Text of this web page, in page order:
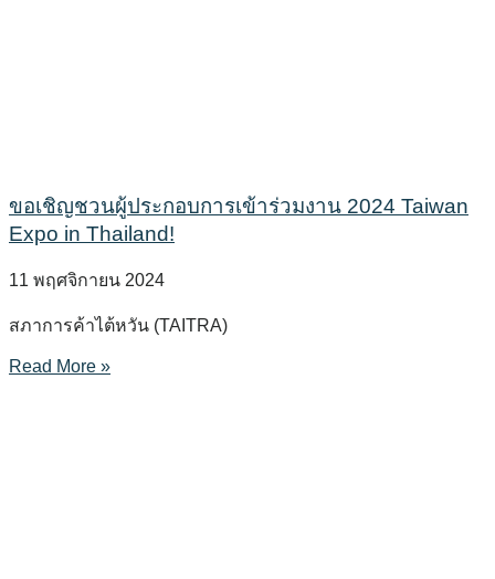
ขอเชิญชวนผู้ประกอบการเข้าร่วมงาน 2024 Taiwan
Expo in Thailand!
11 พฤศจิกายน 2024
สภาการค้าไต้หวัน (TAITRA)
Read More »